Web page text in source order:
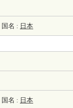
国名 : 日本
国名 : 日本